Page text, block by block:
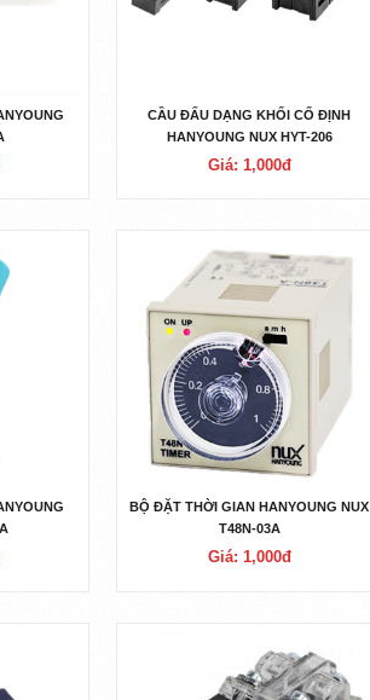
CẦU ĐẤU DẠNG KHỐI CỐ ĐỊNH
HANYOUNG NUX HYT-206
Giá: 1,000đ
BỘ ĐẶT THỜI GIAN HANYOUNG NUX
T48N-03A
Giá: 1,000đ